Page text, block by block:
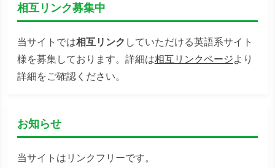
相互リンク募集中
当サイトでは相互リンク していただける英語系サイト
様を募集しております。詳細は相互リンクページより
詳細をご確認ください。
お知らせ
当サイトはリンクフリーです。